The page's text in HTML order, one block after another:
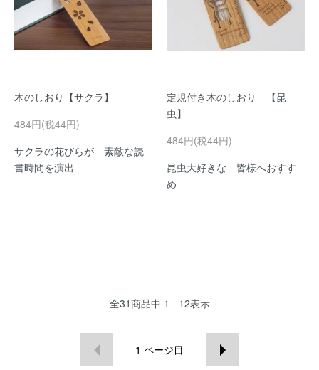
木のしおり【サクラ】
484円(税44円)
サクラの花びらが 素敵な読
書時間を演出
定規付き木のしおり 【昆
虫】
484円(税44円)
昆虫大好きな 皆様へおすす
め
全31商品中 1 - 12表示
1 ページ目